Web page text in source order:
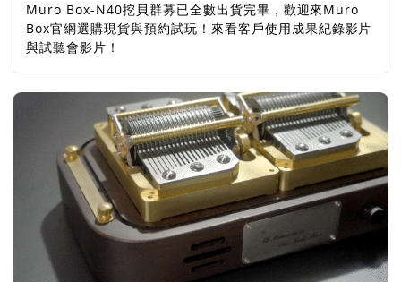
Muro Box-N40挖貝群募已全數出貨完畢，歡迎來Muro
Box官網選購現貨與預約試玩！來看客戶使用成果紀錄影片
與試聽會影片！